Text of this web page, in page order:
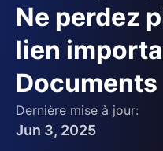
Ne perdez
lien
Documents
Dernière mise à jour:
Jun 3, 2025